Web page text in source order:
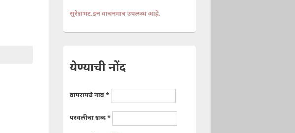
सुरेशभट.इन वाचनमात्र उपलब्ध आहे.
येण्याची नोंद
वापरायचे नाव *
परवलीचा शब्द*